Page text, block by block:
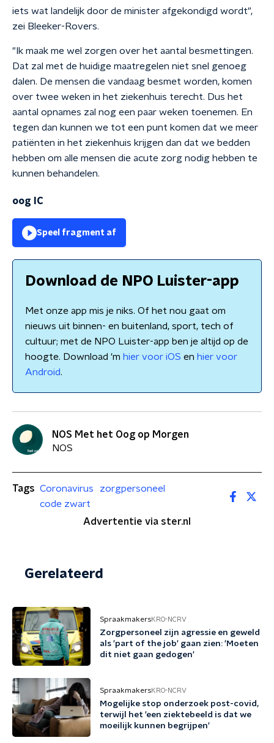
iets wat landelijk door de minister afgekondigd wordt",
zei Bleeker-Rovers.
"Ik maak me wel zorgen over het aantal besmettingen.
Dat zal met de huidige maatregelen niet snel genoeg
dalen. De mensen die vandaag besmet worden, komen
over twee weken in het ziekenhuis terecht. Dus het
aantal opnames zal nog een paar weken toenemen. En
tegen dan kunnen we tot een punt komen dat we meer
patiënten in het ziekenhuis krijgen dan dat we bedden
hebben om alle mensen die acute zorg nodig hebben te
kunnen behandelen.
oog IC
Speel fragment af
Download de NPO Luister-app
Met onze app mis je niks. Of het nou gaat om
nieuws uit binnen- en buitenland, sport, tech of
cultuur; met de NPO Luister-app ben je altijd op de
hoogte. Download 'm hier voor iOS en hier voor
Android.
NOS Met het Oog op Morgen
NOS
Tags Coronavirus
zorgpersoneel
code zwart
Advertentie via ster.nl
Gerelateerd
SpraakmakersKRO-NCRV
Zorgpersoneel zijn agressie en geweld
als 'part of the job' gaan zien: 'Moeten
dit niet gaan gedogen'
SpraakmakersKRO-NCRV
Mogelijke stop onderzoek post-covid,
terwijl het 'een ziektebeeld is dat we
moeilijk kunnen begrijpen'